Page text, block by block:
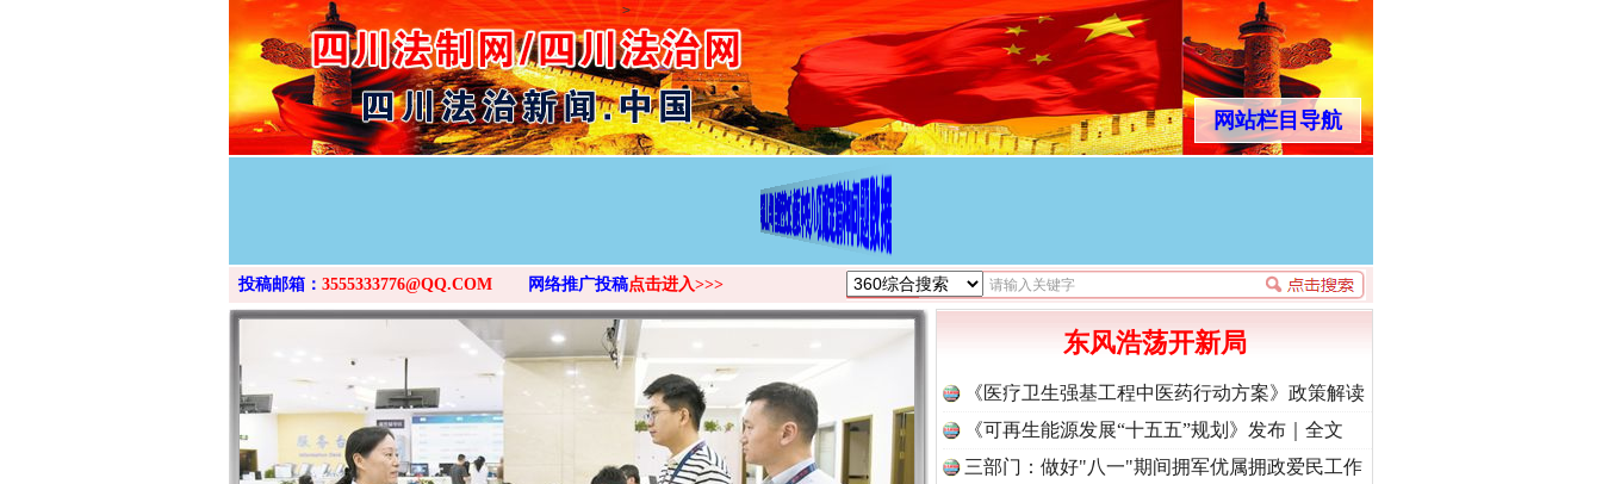
>
网站栏目导航
投稿邮箱： 3555333776@QQ.COM 网络推广投稿点击进入>>>
东风浩荡开新局
《医疗卫生强基工程中医药行动方案》政策解读
《可再生能源发展“十五五”规划》发布｜全文
三部门：做好"八一"期间拥军优属拥政爱民工作